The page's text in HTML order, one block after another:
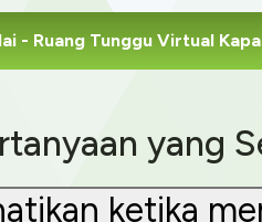
- Ruang Tunggu Virtual
yang
ketika